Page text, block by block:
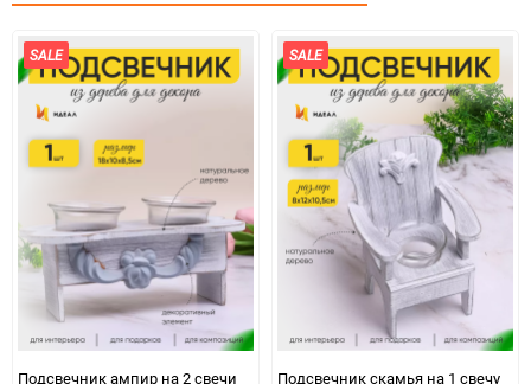
SALE
Подсвечник ампир на 2 свечи
SALE
Подсвечник скамья на 1 свечу